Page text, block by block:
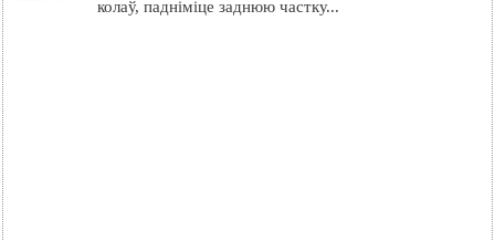
колаў, падніміце заднюю частку...